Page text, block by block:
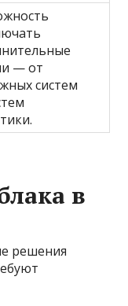
— от
систем
в
решения